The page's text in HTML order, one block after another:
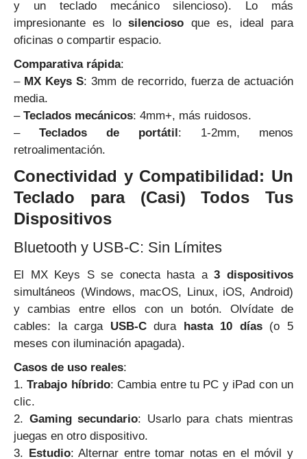
y un teclado mecánico silencioso). Lo más
impresionante es losilencioso que es, ideal para
oficinas o compartir espacio.
Comparativa rápida:
– MX Keys S: 3mm de recorrido, fuerza de actuación
media.
– Teclados mecánicos: 4mm+, más ruidosos.
– Teclados de portátil : 1-2mm, menos
retroalimentación.
Conectividad y Compatibilidad: Un
Teclado para (Casi) Todos Tus
Dispositivos
Bluetooth y USB-C: Sin Límites
El MX Keys S se conecta hasta a3 dispositivos
simultáneos (Windows, macOS, Linux, iOS, Android)
y cambias entre ellos con un botón. Olvídate de
cables: la carga USB-Cdura hasta 10 días(o 5
meses con iluminación apagada).
Casos de uso reales:
1.Trabajo híbrido: Cambia entre tu PC y iPad con un
clic.
2. Gaming secundario: Usarlo para chats mientras
juegas en otro dispositivo.
3.
Estudio: Alternar entre tomar notas en el móvil y